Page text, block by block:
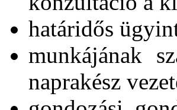
határidős
munkájának
naprakész